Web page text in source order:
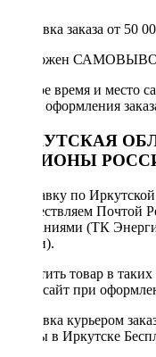
Доставка заказа от 50
Возможен
Точное время и место
после оформления
ИРКУТСКАЯ
РЕГИОНЫ
Отправку по
осуществляем Почтой
компаниями (ТК
линии).
Оплатить товар в
через сайт при
Доставка курьером
Почты в Иркутске